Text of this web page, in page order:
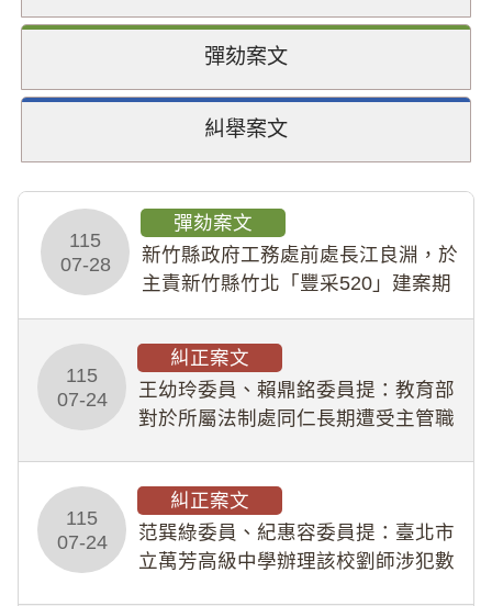
彈劾案文
糾舉案文
115
07-28
彈劾案文
新竹縣政府工務處前處長江良淵，於
主責新竹縣竹北「豐采520」建案期
幣1,483萬餘元，並長期收受建商餽
贈；復罔顧公共安全，圖利默許建商
於停工期間
115
07-24
糾正案文
王幼玲委員、賴鼎銘委員提：教育部
對於所屬法制處同仁長期遭受主管職
人員保障法」及「職業安全衛生法」
所定維護公務人員
115
07-24
糾正案文
范巽綠委員、紀惠容委員提：臺北市
立萬芳高級中學辦理該校劉師涉犯數